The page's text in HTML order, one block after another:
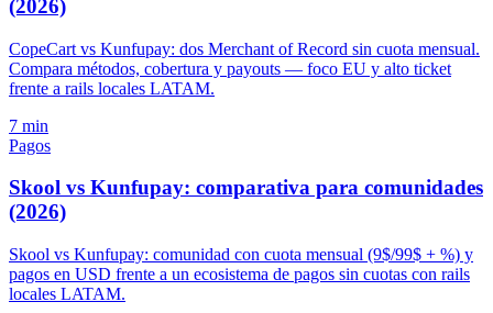
(2026)
CopeCart vs Kunfupay: dos Merchant of Record sin cuota mensual.
Compara métodos, cobertura y payouts — foco EU y alto ticket
frente a rails locales LATAM.
7 min
Pagos
Skool vs Kunfupay: comparativa para comunidades
(2026)
Skool vs Kunfupay: comunidad con cuota mensual (9$/99$ + %) y
pagos en USD frente a un ecosistema de pagos sin cuotas con rails
locales LATAM.